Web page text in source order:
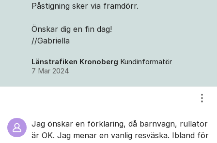
Påstigning sker via framdörr.
Önskar dig en fin dag!
//Gabriella
Länstrafiken Kronoberg Kundinformatör
7 Mar 2024
Jag önskar en förklaring, då barnvagn, rullator
är OK. Jag menar en vanlig resväska. Ibland för